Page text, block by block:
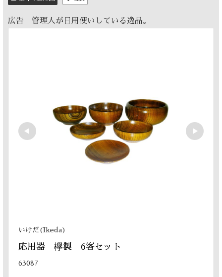
広告 管理人が日用使いしている逸品。
いけだ(Ikeda)
応用器　欅製　6客セット
63087